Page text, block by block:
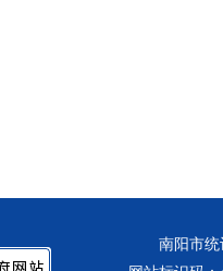
南阳市统